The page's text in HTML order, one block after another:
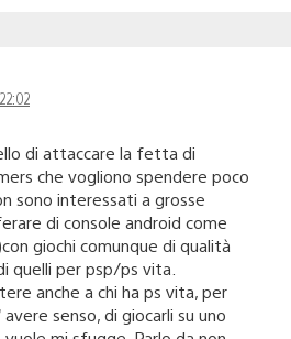
di attaccare la fetta di
che vogliono spendere poco
sono interessati a grosse
di console android come
giochi comunque di qualità
quelli per psp/ps vita.
anche a chi ha ps vita, per
senso, di giocarli su uno